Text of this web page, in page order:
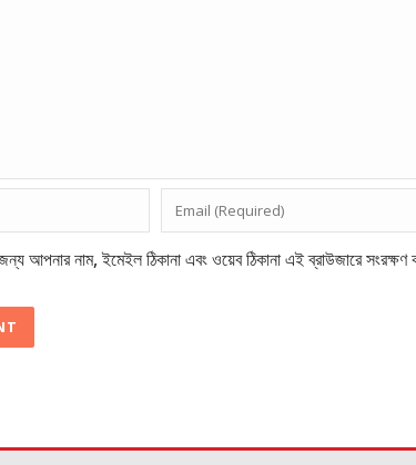
জন্য আপনার নাম, ইমেইল ঠিকানা এবং ওয়েব ঠিকানা এই ব্রাউজারে